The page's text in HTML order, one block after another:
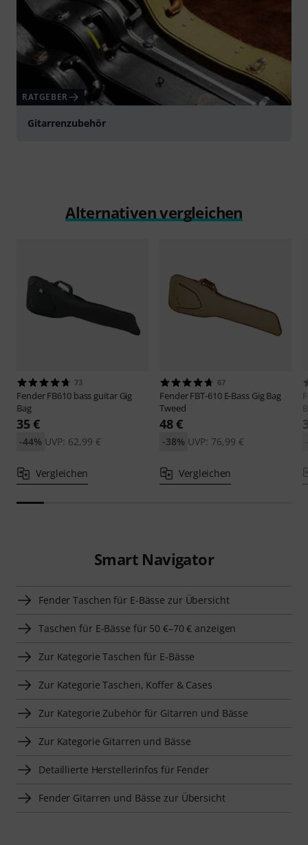
RATGEBER
Gitarrenzubehör
Alternativen vergleichen
73
FenderFB610 bass guitar Gig
Bag
35 €
UVP: 62,99 €
-44%
Vergleichen
67
FenderFBT-610 E-Bass Gig Bag
Tweed
48 €
UVP: 76,99 €
-38%
Vergleichen
Smart Navigator
Fender Taschen für E-Bässe zur Übersicht
Taschen für E-Bässe für 50 €–70 € anzeigen
Zur Kategorie Taschen für E-Bässe
Zur Kategorie Taschen, Koffer & Cases
Zur Kategorie Zubehör für Gitarren und Bässe
Zur Kategorie Gitarren und Bässe
Detaillierte Herstellerinfos für Fender
Fender Gitarren und Bässe zur Übersicht